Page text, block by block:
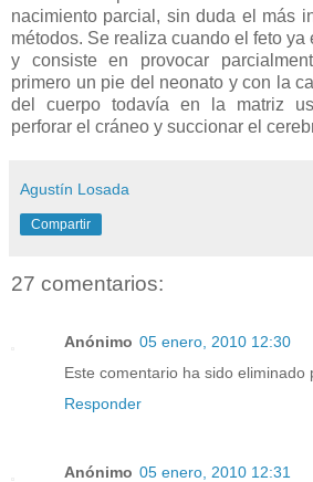
nacimiento parcial, sin duda el más
métodos. Se realiza cuando el feto ya
y consiste en provocar
primero un pie del neonato y con la
del cuerpo todavía en la matriz
perforar el cráneo y succionar el
Agustín Losada
Compartir
27 comentarios:
Anónimo 05 enero, 2010 12:30
Este comentario ha sido eliminado
Responder
Anónimo 05 enero, 2010 12:31